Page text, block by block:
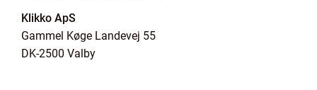
Klikko ApS
Gammel Køge Landevej 55
DK-2500 Valby